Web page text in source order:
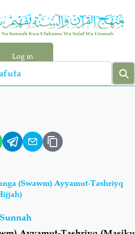
Log in
Hadiyth
Manhaj
(Swawm) Ayyamut-Tashriyq